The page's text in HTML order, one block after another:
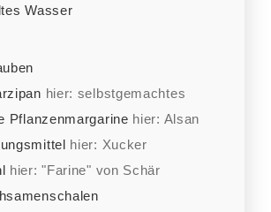
Wasser
hier: selbstgemachtes
Pflanzenmargarine hier: Alsan
hier: Xucker
hier: "Farine" von Schär